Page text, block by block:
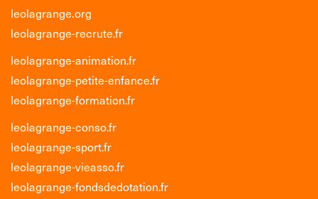
leolagrange.org
leolagrange-recrute.fr
leolagrange-animation.fr
leolagrange-petite-enfance.fr
leolagrange-formation.fr
leolagrange-conso.fr
leolagrange-sport.fr
leolagrange-vieasso.fr
leolagrange-fondsdedotation.fr